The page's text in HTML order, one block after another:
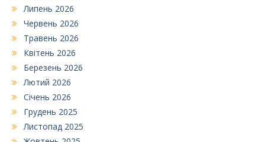
Липень 2026
Червень 2026
Травень 2026
Квітень 2026
Березень 2026
Лютий 2026
Січень 2026
Грудень 2025
Листопад 2025